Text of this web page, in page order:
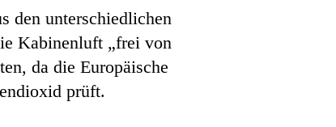
den unterschiedlichen
Kabinenluft „frei von
da die Europäische
prüft.